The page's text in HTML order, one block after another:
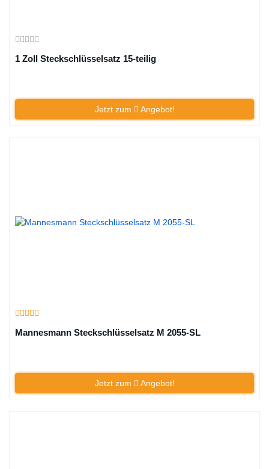
1 Zoll Steckschlüsselsatz 15-teilig
Jetzt zum Angebot!
Mannesmann Steckschlüsselsatz M 2055-SL
Jetzt zum Angebot!